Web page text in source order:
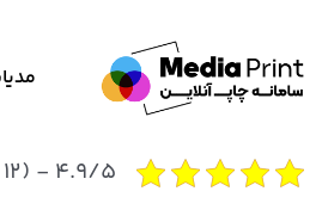
۴.۹/۵ - (۱۲ امتیاز)